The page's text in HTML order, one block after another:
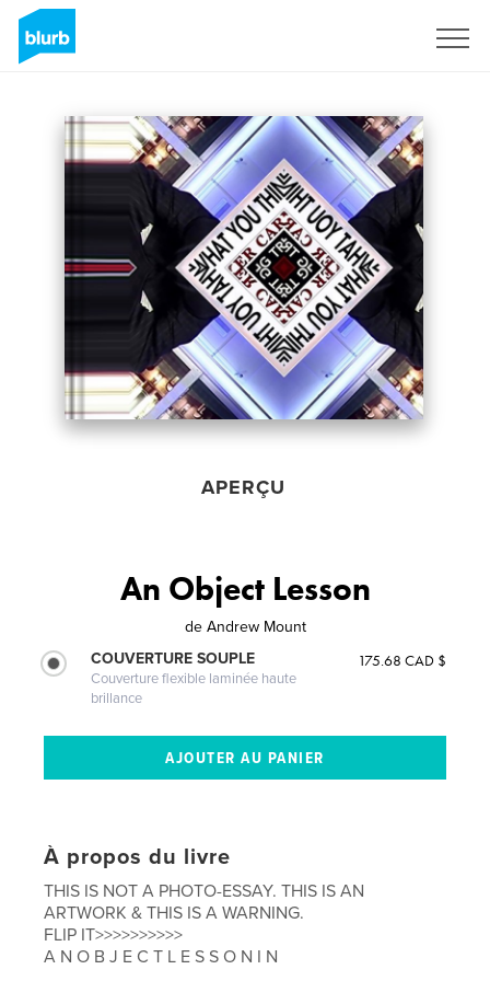
APERÇU
An Object Lesson
de Andrew Mount
COUVERTURE SOUPLE
Couverture flexible laminée haute
brillance
175.68 CAD $
À propos du livre
THIS IS NOT A PHOTO-ESSAY. THIS IS AN
ARTWORK & THIS IS A WARNING.
FLIP IT>>>>>>>>>>
A N O B J E C T L E S S O N I N